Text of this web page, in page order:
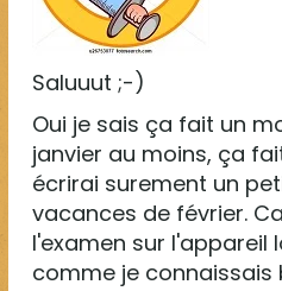
Saluuut ;-)
Oui je sais ça fait un
janvier au moins, ça
écrirai surement un
vacances de février.
l'examen sur
comme je connaissais